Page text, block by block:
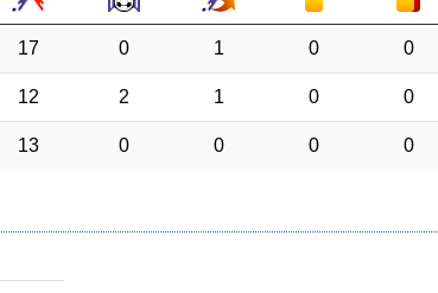
17 0 1 0 0
12 2 1 0 0
13 0 0 0 0